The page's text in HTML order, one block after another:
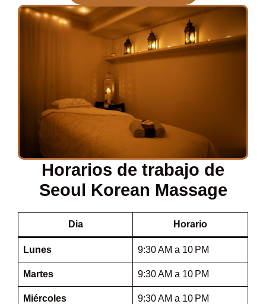
Horarios de trabajo de
Seoul Korean Massage
Dia Horario
Lunes 9:30 AM a 10 PM
Martes 9:30 AM a 10 PM
Miércoles 9:30 AM a 10 PM